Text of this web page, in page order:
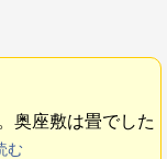
奥座敷は畳でした
む